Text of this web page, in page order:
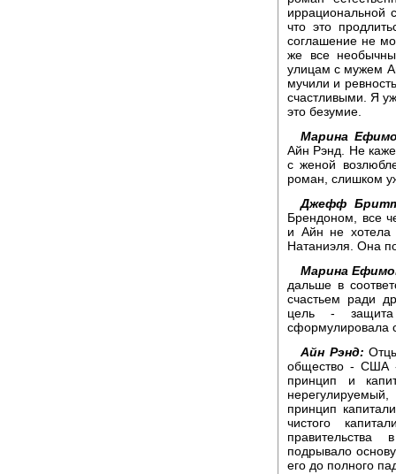
иррациональной
что это
соглашение не
же все
улицам с мужем
мучили и
счастливыми. Я
это безумие.
Марина
Айн Рэнд. Не
с женой
роман, слишком
Джефф
Брендоном, все
и Айн не хотела
Натаниэля. Она
Марина
дальше в
счастьем ради
цель -
сформулировала
Айн Рэнд:
общество - США -
принцип и
принцип
чистого
подрывало
его до полного